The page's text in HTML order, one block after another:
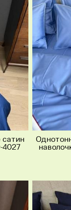
сатин
4027